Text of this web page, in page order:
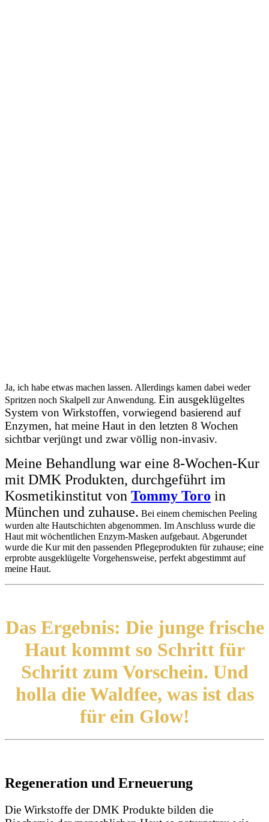
Ja, ich habe etwas machen lassen. Allerdings kamen dabei weder
Spritzen noch Skalpell zur Anwendung. Ein ausgeklügeltes
System von Wirkstoffen, vorwiegend basierend auf
Enzymen, hat meine Haut in den letzten 8 Wochen
sichtbar verjüngt und zwar völlig non-invasiv.
Meine Behandlung war eine 8-Wochen-Kur
mit DMK Produkten, durchgeführt im
Kosmetikinstitut von Tommy Toro in
München und zuhause. Bei einem chemischen Peeling
wurden alte Hautschichten abgenommen. Im Anschluss wurde die
Haut mit wöchentlichen Enzym-Masken aufgebaut. Abgerundet
wurde die Kur mit den passenden Pflegeprodukten für zuhause; eine
erprobte ausgeklügelte Vorgehensweise, perfekt abgestimmt auf
meine Haut.
Das Ergebnis: Die junge frische
Haut kommt so Schritt für
Schritt zum Vorschein. Und
holla die Waldfee, was ist das
für ein Glow!
Regeneration und Erneuerung
Die Wirkstoffe der DMK Produkte bilden die